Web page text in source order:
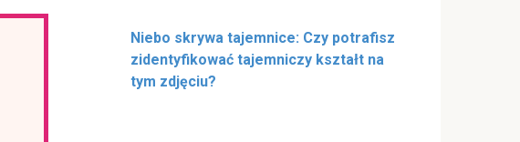
Niebo skrywa tajemnice: Czy potrafisz
zidentyfikować tajemniczy kształt na
tym zdjęciu?